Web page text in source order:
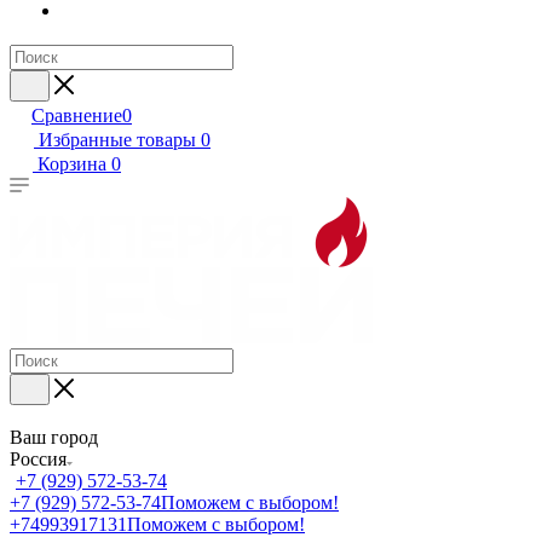
Сравнение0
Избранные товары 0
Корзина 0
Ваш город
Россия
+7 (929) 572-53-74
+7 (929) 572-53-74Поможем с выбором!
+74993917131Поможем с выбором!